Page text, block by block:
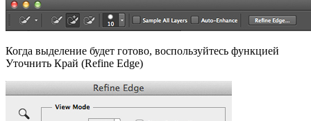
Когда выделение будет готово, воспользуйтесь функцией
Уточнить Край (Refine Edge)